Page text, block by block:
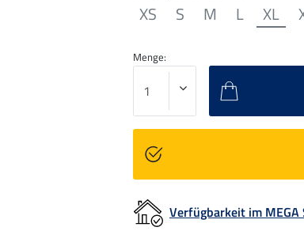
XS S M L XL
Menge:
Verfügbarkeit im MEGA